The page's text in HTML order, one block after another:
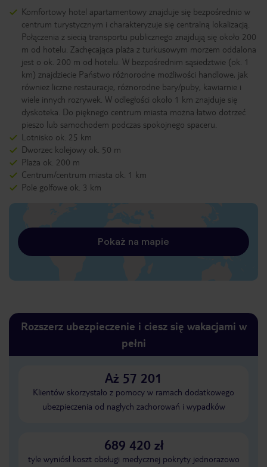
Komfortowy hotel apartamentowy znajduje się bezpośrednio w
centrum turystycznym i charakteryzuje się centralną lokalizacją.
Połączenia z siecią transportu publicznego znajdują się około 200
m od hotelu. Zachęcająca plaża z turkusowym morzem oddalona
jest o ok. 200 m od hotelu. W bezpośrednim sąsiedztwie (ok. 1
km) znajdziecie Państwo różnorodne możliwości handlowe, jak
również liczne restauracje, różnorodne bary/puby, kawiarnie i
wiele innych rozrywek. W odległości około 1 km znajduje się
dyskoteka. Do pięknego centrum miasta można łatwo dotrzeć
pieszo lub samochodem podczas spokojnego spaceru.
Lotnisko ok. 25 km
Dworzec kolejowy ok. 50 m
Plaża ok. 200 m
Centrum/centrum miasta ok. 1 km
Pole golfowe ok. 3 km
Pokaż na mapie
Rozszerz ubezpieczenie i ciesz się wakacjami w
pełni
Aż 57 201
Klientów skorzystało z pomocy w ramach dodatkowego
ubezpieczenia od nagłych zachorowań i wypadków
689 420 zł
tyle wyniósł koszt obsługi medycznej pokryty jednorazowo